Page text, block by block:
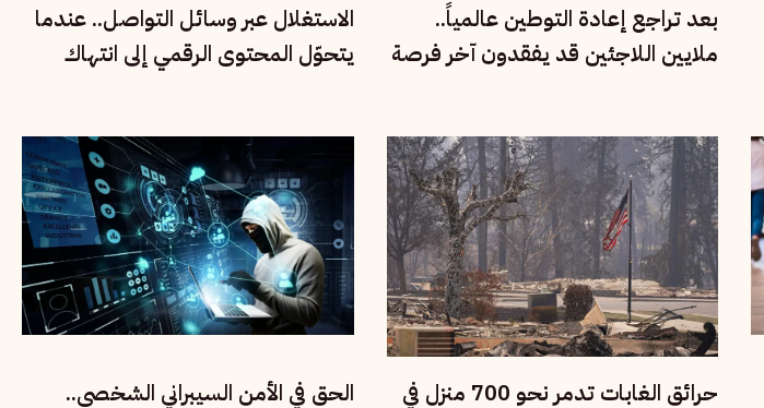
بعد تراجع إعادة التوطين عالمياً..
ملايين اللاجئين قد يفقدون آخر فرصة
الاستغلال عبر وسائل التواصل.. عندما
يتحوّل المحتوى الرقمي إلى انتهاك
حرائق الغابات تدمر نحو 700 منزل في الحق في الأمن السيبراني الشخصي..